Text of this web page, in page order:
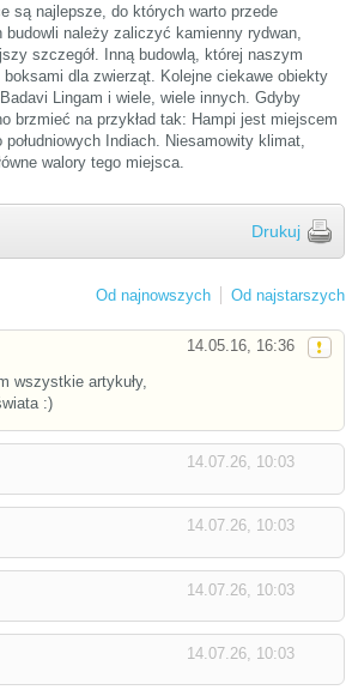
są najlepsze, do których warto przede
należy zaliczyć kamienny rydwan,
szczegół. Inną budowlą, której naszym
dla zwierząt. Kolejne ciekawe obiekty
Lingam i wiele, wiele innych. Gdyby
brzmieć na przykład tak: Hampi jest miejscem
Indiach. Niesamowity klimat,
walory tego miejsca.
Drukuj
Od najnowszych Od najstarszych
14.05.16, 16:36
wszystkie artykuły,
:)
14.07.26, 10:03
14.07.26, 10:03
14.07.26, 10:03
14.07.26, 10:03